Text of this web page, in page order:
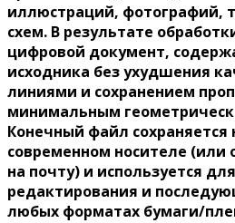
иллюстраций, фотографий,
схем. В результате
цифровой документ,
исходника без ухудшения
линиями и сохранением
минимальным
Конечный файл
современном носителе (или
на почту) и используется
редактирования и
любых форматах бумаги/